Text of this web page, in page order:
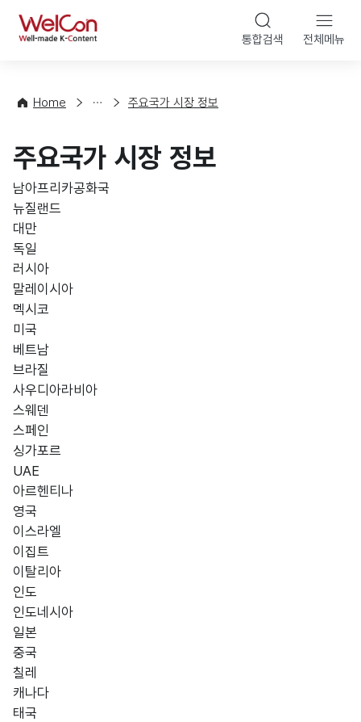
WelCon 통합검색 전체메뉴
Home
향
계
주요국가 시장 정보
주요국가 시장 정보
남아프리카공화국
뉴질랜드
대만
독일
러시아
말레이시아
멕시코
미국
베트남
브라질
사우디아라비아
스웨덴
스페인
싱가포르
UAE
아르헨티나
영국
이스라엘
이집트
이탈리아
인도
인도네시아
일본
중국
칠레
캐나다
태국